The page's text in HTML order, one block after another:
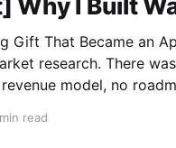
Why I Built
That Became an App WallFit
research. There
model, no roadmap. It
read